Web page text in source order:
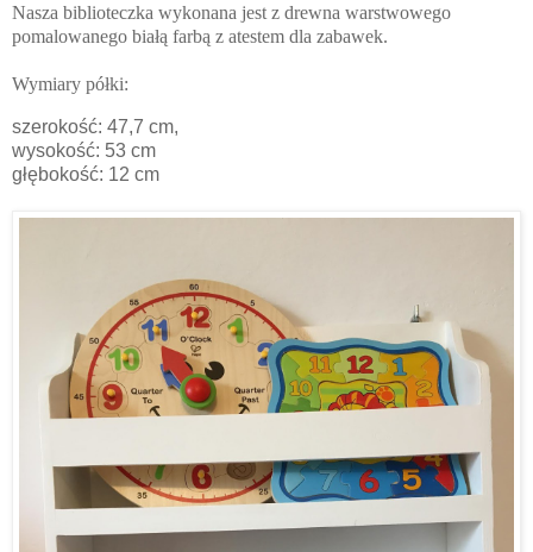
Nasza biblioteczka wykonana jest z drewna warstwowego
pomalowanego białą farbą z atestem dla zabawek.
Wymiary półki:
szerokość: 47,7 cm,
wysokość: 53 cm
głębokość: 12 cm